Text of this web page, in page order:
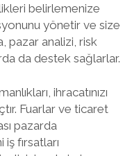
belirlemenize
yönetir ve size
pazar analizi, risk
da destek sağlarlar.
ihracatınızı
Fuarlar ve ticaret
pazarda
fırsatları